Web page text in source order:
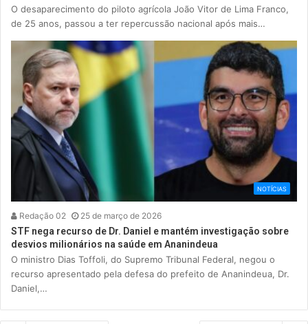
O desaparecimento do piloto agrícola João Vitor de Lima Franco,
de 25 anos, passou a ter repercussão nacional após mais…
NOTÍCIAS
Redação 02 25 de março de 2026
STF nega recurso de Dr. Daniel e mantém investigação sobre
desvios milionários na saúde em Ananindeua
O ministro Dias Toffoli, do Supremo Tribunal Federal, negou o
recurso apresentado pela defesa do prefeito de Ananindeua, Dr.
Daniel,…